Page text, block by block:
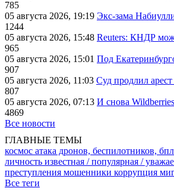
785
05 августа 2026, 19:19 Экс-зама
1244
05 августа 2026, 15:48 Reuters: КНДР
965
05 августа 2026, 15:01 Под
907
05 августа 2026, 11:03 Суд продлил
807
05 августа 2026, 07:13 И снова
4869
Все новости
ГЛАВНЫЕ ТЕМЫ
космос атака дронов, беспилотников,
личность известная / популярная /
преступления мошенники коррупция
Все теги